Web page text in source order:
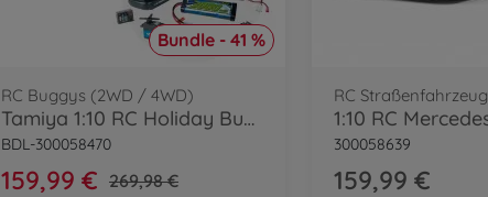
Bundle - 41 %
RC Buggys (2WD / 4WD)
Tamiya 1:10 RC Holiday Buggy Bundle
BDL-300058470
159,99 € 269,98 €
300058639
159,99 €